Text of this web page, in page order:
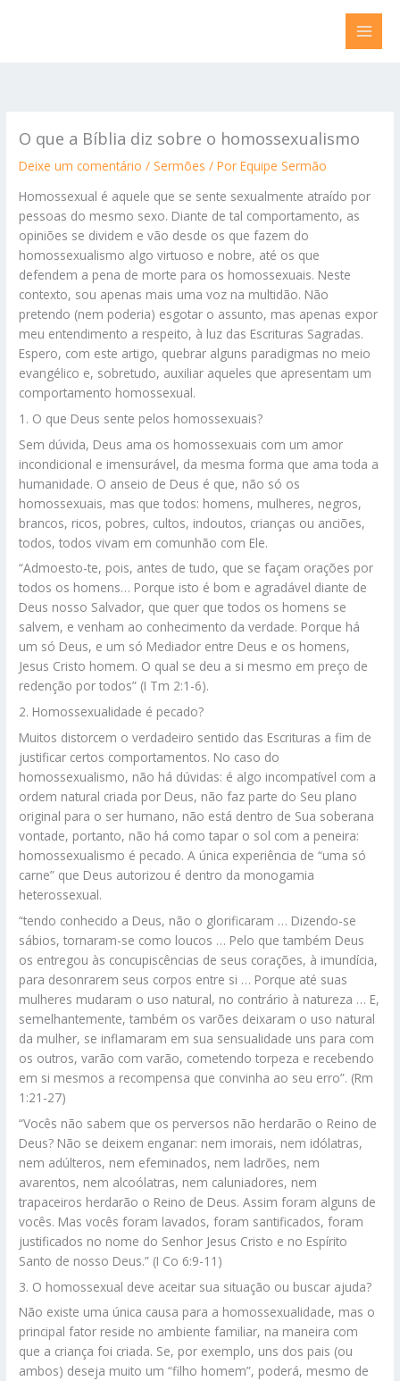
O que a Bíblia diz sobre o homossexualismo
Deixe um comentário /Sermões / PorEquipe Sermão
Homossexual é aquele que se sente sexualmente atraído por
pessoas do mesmo sexo. Diante de tal comportamento, as
opiniões se dividem e vão desde os que fazem do
homossexualismo algo virtuoso e nobre, até os que
defendem a pena de morte para os homossexuais. Neste
contexto, sou apenas mais uma voz na multidão. Não
pretendo (nem poderia) esgotar o assunto, mas apenas expor
meu entendimento a respeito, à luz das Escrituras Sagradas.
Espero, com este artigo, quebrar alguns paradigmas no meio
evangélico e, sobretudo, auxiliar aqueles que apresentam um
comportamento homossexual.
1. O que Deus sente pelos homossexuais?
Sem dúvida, Deus ama os homossexuais com um amor
incondicional e imensurável, da mesma forma que ama toda a
humanidade. O anseio de Deus é que, não só os
homossexuais, mas que todos: homens, mulheres, negros,
brancos, ricos, pobres, cultos, indoutos, crianças ou anciões,
todos, todos vivam em comunhão com Ele.
“Admoesto-te, pois, antes de tudo, que se façam orações por
todos os homens… Porque isto é bom e agradável diante de
Deus nosso Salvador, que quer que todos os homens se
salvem, e venham ao conhecimento da verdade. Porque há
um só Deus, e um só Mediador entre Deus e os homens,
Jesus Cristo homem. O qual se deu a si mesmo em preço de
redenção por todos” (I Tm 2:1-6).
2. Homossexualidade é pecado?
Muitos distorcem o verdadeiro sentido das Escrituras a fim de
justificar certos comportamentos. No caso do
homossexualismo, não há dúvidas: é algo incompatível com a
ordem natural criada por Deus, não faz parte do Seu plano
original para o ser humano, não está dentro de Sua soberana
vontade, portanto, não há como tapar o sol com a peneira:
homossexualismo é pecado. A única experiência de “uma só
carne” que Deus autorizou é dentro da monogamia
heterossexual.
“tendo conhecido a Deus, não o glorificaram … Dizendo-se
sábios, tornaram-se como loucos … Pelo que também Deus
os entregou às concupiscências de seus corações, à imundícia,
para desonrarem seus corpos entre si … Porque até suas
mulheres mudaram o uso natural, no contrário à natureza … E,
semelhantemente, também os varões deixaram o uso natural
da mulher, se inflamaram em sua sensualidade uns para com
os outros, varão com varão, cometendo torpeza e recebendo
em si mesmos a recompensa que convinha ao seu erro”. (Rm
1:21-27)
“Vocês não sabem que os perversos não herdarão o Reino de
Deus? Não se deixem enganar: nem imorais, nem idólatras,
nem adúlteros, nem efeminados, nem ladrões, nem
avarentos, nem alcoólatras, nem caluniadores, nem
trapaceiros herdarão o Reino de Deus. Assim foram alguns de
vocês. Mas vocês foram lavados, foram santificados, foram
justificados no nome do Senhor Jesus Cristo e no Espírito
Santo de nosso Deus.” (I Co 6:9-11)
3. O homossexual deve aceitar sua situação ou buscar ajuda?
Não existe uma única causa para a homossexualidade, mas o
principal fator reside no ambiente familiar, na maneira com
que a criança foi criada. Se, por exemplo, uns dos pais (ou
ambos) deseja muito um “filho homem”, poderá, mesmo de